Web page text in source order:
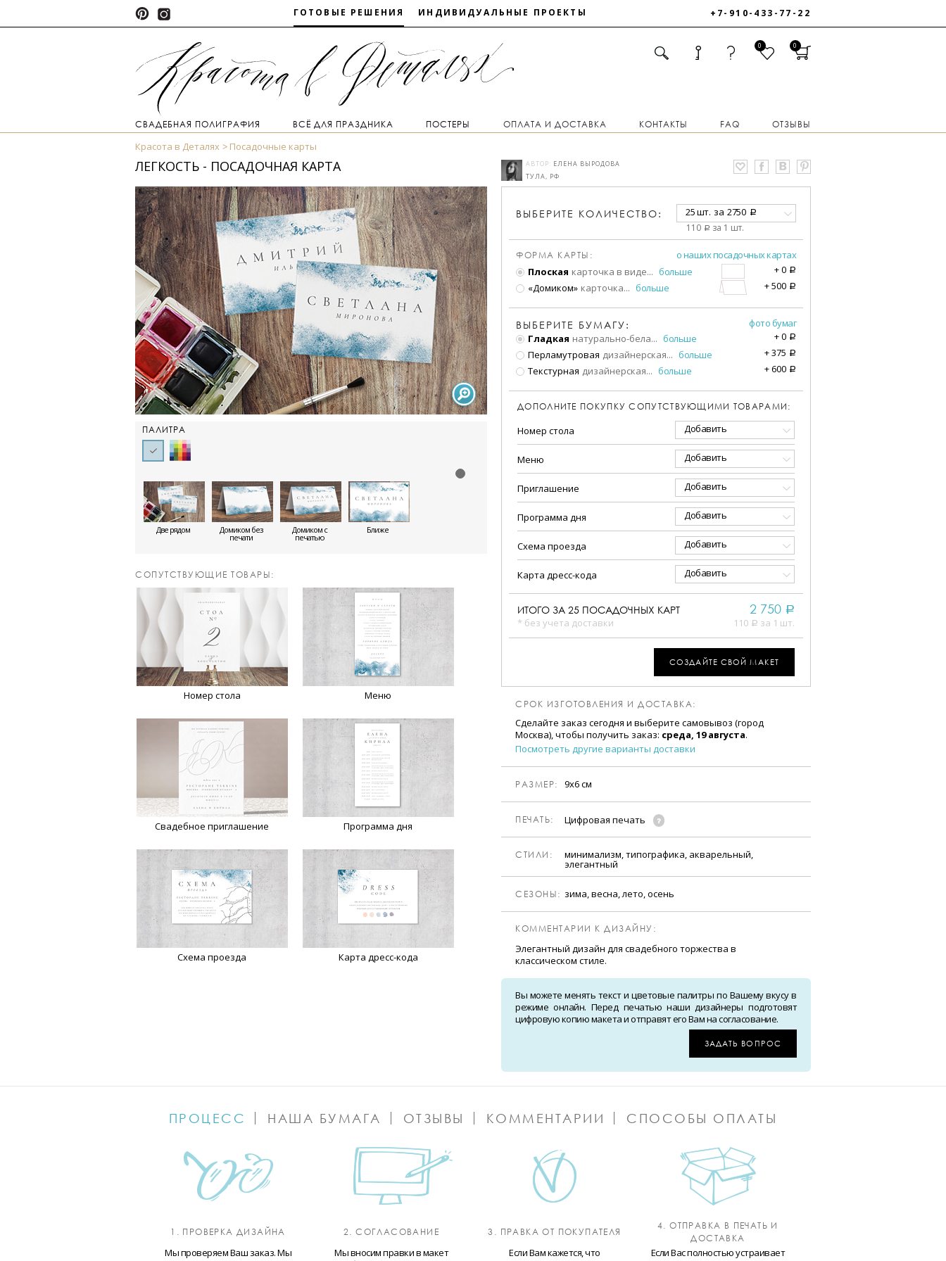
ГОТОВЫЕ РЕШЕНИЯ ИНДИВИДУАЛЬНЫЕ ПРОЕКТЫ +7-910-433-77-22
0 0
СВАДЕБНАЯ ПОЛИГРАФИЯ ВСЁ ДЛЯ ПРАЗДНИКА ПОСТЕРЫ ОПЛАТА И ДОСТАВКА КОНТАКТЫ FAQ ОТЗЫВЫ
Красота в Деталях Посадочные карты
ЛЕГКОСТЬ - ПОСАДОЧНАЯ КАРТА
ПАЛИТРА
Две рядом Домиком без
печати
Домиком с
печатью
Ближе
CОПУТСТВУЮЩИЕ ТОВАРЫ:
Номер стола Меню
Свадебное приглашение Программа дня
Схема проезда Карта дресс-кода
АВТОР: ЕЛЕНА ВЫРОДОВА
ТУЛА, РФ
ВЫБЕРИТЕ КОЛИЧЕСТВО: 25 шт. за 2750 a
110 a за 1 шт.
ФОРМА КАРТЫ:
о наших посадочных картах
Плоская карточка в виде... больше +0 a
«Домиком» карточка... больше +500 a
ВЫБЕРИТЕ БУМАГУ:
фото бумаг
Гладкая натурально-бела... больше +0 a
Перламутровая дизайнерская... больше +375 a
Текстурная дизайнерская... больше +600 a
ДОПОЛНИТЕ ПОКУПКУ СОПУТСТВУЮЩИМИ ТОВАРАМИ:
Номер стола Добавить
Меню Добавить
Приглашение Добавить
Программа дня Добавить
Схема проезда Добавить
Карта дресс-кода Добавить
ИТОГО ЗА 25 ПОСАДОЧНЫХ КАРТ
* без учета доставки
2 750 a
110 a за 1 шт.
СОЗДАЙТЕ СВОЙ МАКЕТ
СРОК ИЗГОТОВЛЕНИЯ И ДОСТАВКА:
Сделайте заказ сегодня и выберите самовывоз (город
Москва), чтобы получить заказ: среда, 19 августа.
Посмотреть другие варианты доставки
РАЗМЕР: 9х6 см
ПЕЧАТЬ: Цифровая печать
CТИЛИ: минимализм, типографика, акварельный,
элегантный
CЕЗОНЫ: зима, весна, лето, осень
КОММЕНТАРИИ К ДИЗАЙНУ:
Элегантный дизайн для свадебного торжества в
классическом стиле.
Вы можете менять текст и цветовые палитры по Вашему вкусу в
режиме онлайн. Перед печатью наши дизайнеры подготовят
цифровую копию макета и отправят его Вам на согласование.
ЗАДАТЬ ВОПРОС
ПРОЦЕСС НАША БУМАГА ОТЗЫВЫ КОММЕНТАРИИ СПОСОБЫ ОПЛАТЫ
1. ПРОВЕРКА ДИЗАЙНА
Мы проверяем Ваш заказ. Мы
2. СОГЛАСОВАНИЕ
Мы вносим правки в макет
3. ПРАВКА ОТ ПОКУПАТЕЛЯ
Если Вам кажется, что
4. ОТПРАВКА В ПЕЧАТЬ И
ДОСТАВКА
Если Вас полностью устраивает